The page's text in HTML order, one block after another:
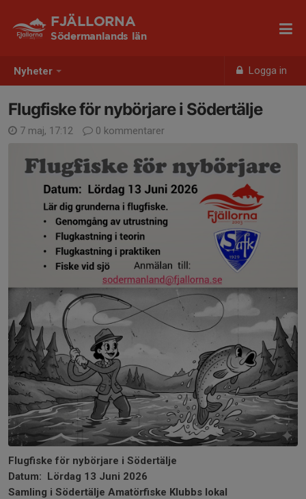
Nyheter Logga in
FJÄLLORNA
Södermanlands län
Flugfiske för nybörjare i Södertälje
7 maj, 17:12 0 kommentarer
Flugfiske för nybörjare i Södertälje
Datum: Lördag 13 Juni 2026
Samling i Södertälje Amatörfiske Klubbs lokal